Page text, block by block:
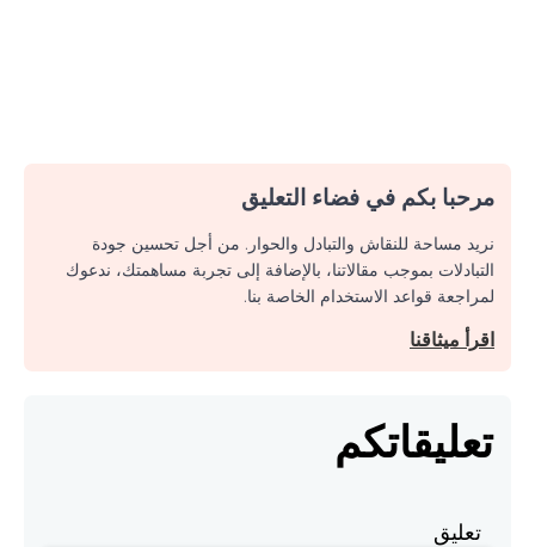
مرحبا بكم في فضاء التعليق
نريد مساحة للنقاش والتبادل والحوار. من أجل تحسين جودة
التبادلات بموجب مقالاتنا، بالإضافة إلى تجربة مساهمتك، ندعوك
لمراجعة قواعد الاستخدام الخاصة بنا.
اقرأ ميثاقنا
تعليقاتكم
تعليق